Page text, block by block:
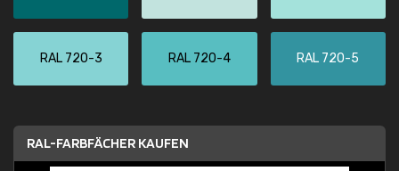
RAL 720-3 RAL 720-4 RAL 720-5
RAL-FARBFÄCHER KAUFEN